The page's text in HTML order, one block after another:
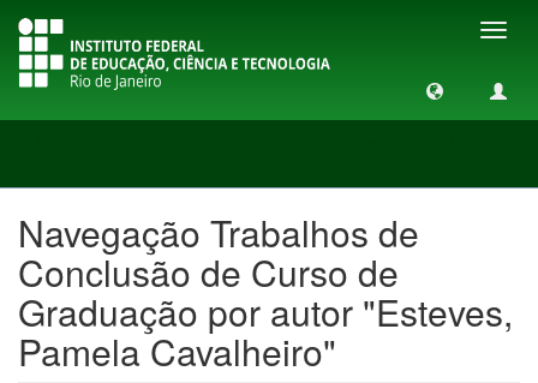
Navegação Trabalhos de
Conclusão de Curso de
Graduação por autor "Esteves,
Pamela Cavalheiro"